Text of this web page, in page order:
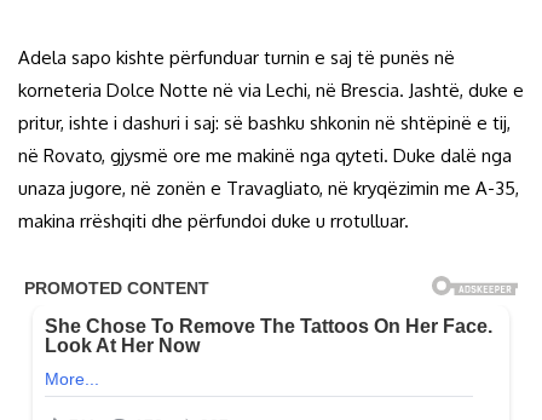
Adela sapo kishte përfunduar turnin e saj të punës në
korneteria Dolce Notte në via Lechi, në Brescia. Jashtë, duke e
pritur, ishte i dashuri i saj: së bashku shkonin në shtëpinë e tij,
në Rovato, gjysmë ore me makinë nga qyteti. Duke dalë nga
unaza jugore, në zonën e Travagliato, në kryqëzimin me A-35,
makina rrëshqiti dhe përfundoi duke u rrotulluar.